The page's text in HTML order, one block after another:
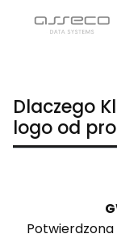
Dlaczego
logo od
Potwierdzona